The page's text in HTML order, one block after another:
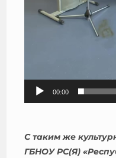
00:00
С таким же
ГБНОУ РС(Я)